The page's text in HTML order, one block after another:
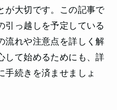
が大切です。この記事で
引っ越しを予定している
流れや注意点を詳しく解
して始めるためにも、詳
手続きを済ませましょ